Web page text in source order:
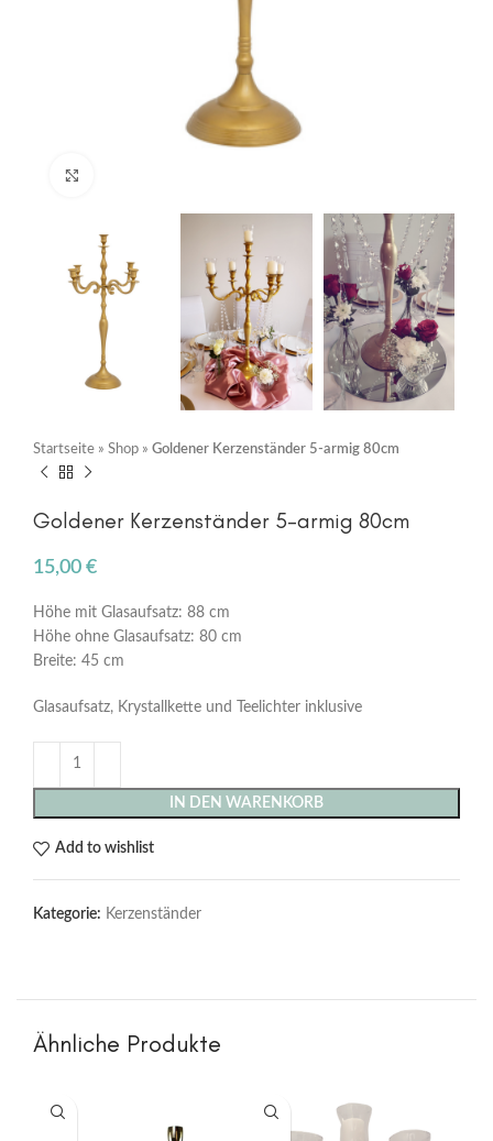
Startseite » Shop » Goldener Kerzenständer 5-armig 80cm
Goldener Kerzenständer 5-armig 80cm
15,00 €
Höhe mit Glasaufsatz: 88 cm
Höhe ohne Glasaufsatz: 80 cm
Breite: 45 cm
Glasaufsatz, Krystallkette und Teelichter inklusive
IN DEN WARENKORB
Add to wishlist
Kategorie: Kerzenständer
Ähnliche Produkte